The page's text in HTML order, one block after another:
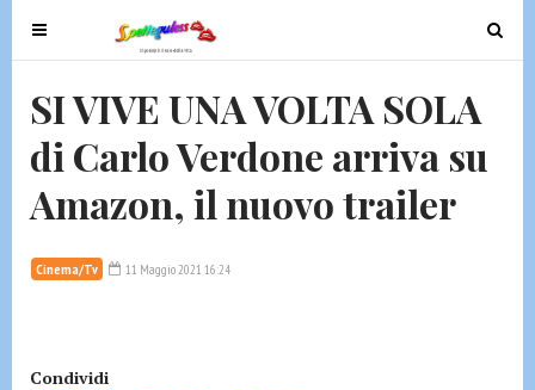
T
o
g
e
n
v
i
t
T
o
e
SI VIVE UNA VOLTA SOLA
di Carlo Verdone arriva su
Amazon, il nuovo trailer
Cinema/Tv 11 Maggio 2021 16:24
Condividi